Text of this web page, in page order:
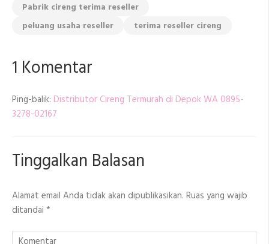
Pabrik cireng terima reseller
peluang usaha reseller
terima reseller cireng
1 Komentar
Ping-balik: Distributor Cireng Termurah di Depok WA 0895-
3278-02167
Tinggalkan Balasan
Alamat email Anda tidak akan dipublikasikan. Ruas yang wajib
ditandai *
Komentar